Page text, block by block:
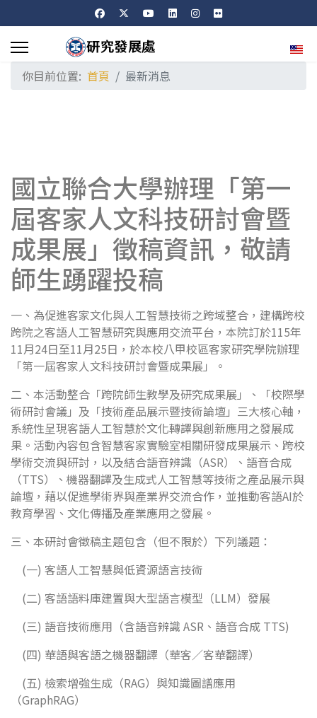
選擇
你目前位置: 首頁 最新消息
國立聯合大學辦理「第一
屆客家人文科技研討會暨
成果展」徵稿資訊，敬請
師生踴躍投稿
一、為促進客家文化與人工智慧技術之跨域整合，建構跨校
跨院之客語人工智慧研究與應用交流平台，本院訂於115年
11月24日至11月25日，於本校八甲校區客家研究學院辦理
「第一屆客家人文科技研討會暨成果展」。
二、本活動整合「跨院師生教學及研究成果展」、「校際學
術研討會議」及「技術產品展示暨技術論壇」三大核心軸，
系統性呈現客語人工智慧於文化轉譯與創新應用之發展成
果。活動內容包含智慧客家實驗室相關研發成果展示、跨校
學術交流與研討，以及結合語音辨識（ASR）、語音合成
（TTS）、機器翻譯及生成式人工智慧等技術之產品展示與
論壇，藉以促進學術界與產業界交流合作，並推動客語AI於
教育學習、文化傳播及產業應用之發展。
三、本研討會徵稿主題包含（但不限於）下列議題：
(一) 客語人工智慧與低資源語言技術
(二) 客語語料庫建置與大型語言模型（LLM）發展
(三) 語音技術應用（含語音辨識 ASR、語音合成 TTS)
(四) 華語與客語之機器翻譯（華客／客華翻譯）
(五) 檢索增強生成（RAG）與知識圖譜應用
（GraphRAG）